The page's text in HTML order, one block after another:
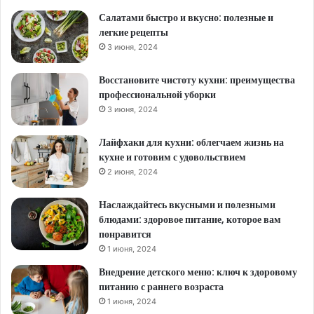
Салатами быстро и вкусно: полезные и
легкие рецепты
3 июня, 2024
Восстановите чистоту кухни: преимущества
профессиональной уборки
3 июня, 2024
Лайфхаки для кухни: облегчаем жизнь на
кухне и готовим с удовольствием
2 июня, 2024
Наслаждайтесь вкусными и полезными
блюдами: здоровое питание, которое вам
понравится
1 июня, 2024
Внедрение детского меню: ключ к здоровому
питанию с раннего возраста
1 июня, 2024